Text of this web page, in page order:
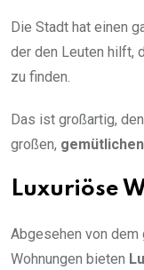
Die Stadt hat einen
der den Leuten hilft,
zu finden.
Das ist großartig,
großen,
Luxuriöse
Abgesehen von
Wohnungen bieten